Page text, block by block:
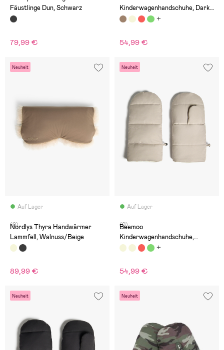
Fäustlinge Dun, Schwarz
79,99 €
Kinderwagenhandschuhe, Dark
Brown/Acorn
54,99 €
Neuheit
Auf Lager
(0)
Nordlys Thyra Handwärmer
Lammfell, Walnuss/Beige
89,99 €
Neuheit
Auf Lager
(0)
Beemoo
Kinderwagenhandschuhe,
Beige/Leaf
54,99 €
Neuheit Neuheit